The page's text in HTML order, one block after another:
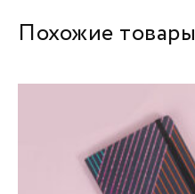
Похожие товары